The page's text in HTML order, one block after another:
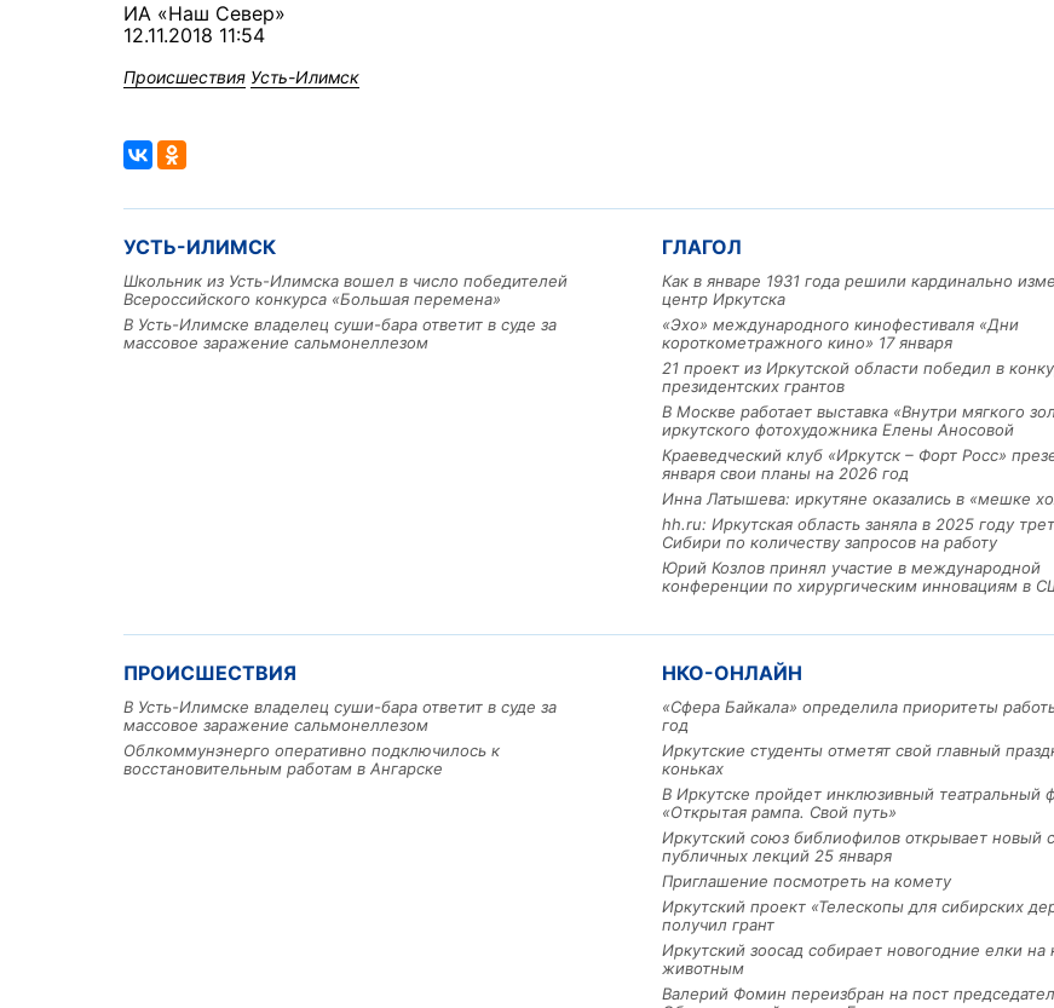
ИА «Наш Север»
12.11.2018 11:54
Происшествия Усть-Илимск
УСТЬ-ИЛИМСК
Школьник из Усть-Илимска вошел в число победителей
Всероссийского конкурса «Большая перемена»
В Усть-Илимске владелец суши-бара ответит в суде за
массовое заражение сальмонеллезом
ГЛАГОЛ
Как в январе 1931 года решили кардинально
центр Иркутска
«Эхо» международного кинофестиваля «Дни
короткометражного кино» 17 января
21 проект из Иркутской области победил в
президентских грантов
В Москве работает выставка «Внутри мягкого
иркутского фотохудожника Елены Аносовой
Краеведческий клуб «Иркутск – Форт Росс»
января свои планы на 2026 год
Инна Латышева: иркутяне оказались в «мешке
hh.ru: Иркутская область заняла в 2025 году
Сибири по количеству запросов на работу
Юрий Козлов принял участие в международной
конференции по хирургическим инновациям в
ПРОИСШЕСТВИЯ
В Усть-Илимске владелец суши-бара ответит в суде за
массовое заражение сальмонеллезом
Облкоммунэнерго оперативно подключилось к
восстановительным работам в Ангарске
НКО-ОНЛАЙН
«Сфера Байкала» определила приоритеты
год
Иркутские студенты отметят свой главный
коньках
В Иркутске пройдет инклюзивный театральный
«Открытая рампа. Свой путь»
Иркутский союз библиофилов открывает новый
публичных лекций 25 января
Приглашение посмотреть на комету
Иркутский проект «Телескопы для сибирских
получил грант
Иркутский зоосад собирает новогодние елки на
животным
Валерий Фомин переизбран на пост
Льготный заём в 9
из Иркутской области